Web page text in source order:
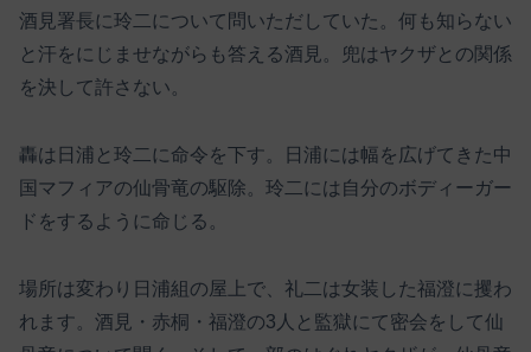
酒見署長に玲二について問いただしていた。何も知らない
と汗をにじませながらも答える酒見。兜はヤクザとの関係
を決して許さない。
轟は日浦と玲二に命令を下す。日浦には幅を広げてきた中
国マフィアの仙骨竜の駆除。玲二には自分のボディーガー
ドをするように命じる。
場所は変わり日浦組の屋上で、礼二は女装した福澄に攫わ
れます。酒見・赤桐・福澄の3人と監獄にて密会をして仙